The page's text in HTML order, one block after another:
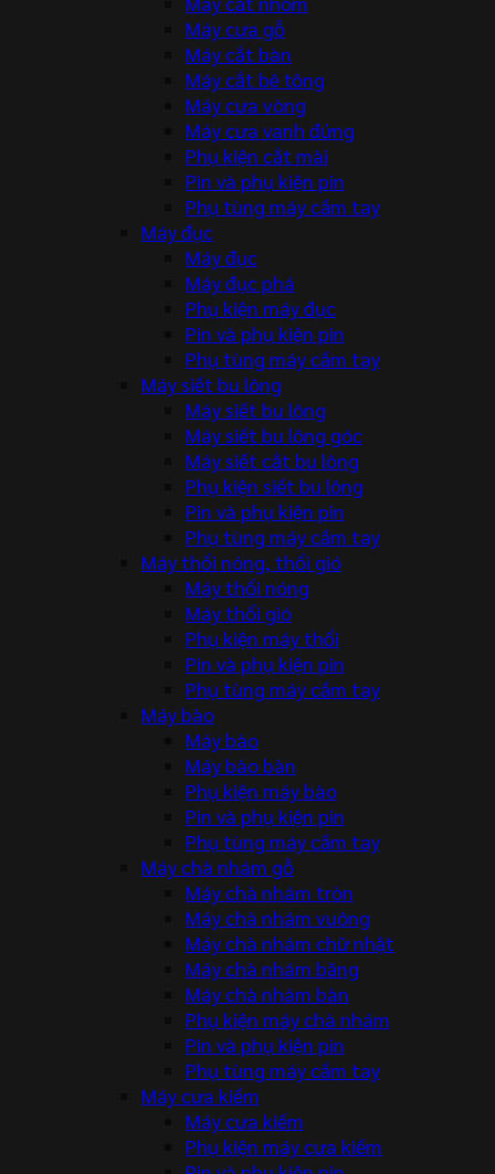
Máy cưa gỗ
Máy cắt bàn
Máy cắt bê tông
Máy cưa vòng
Máy cưa vanh đứng
Phụ kiện cắt mài
Pin và phụ kiện pin
Phụ tùng máy cầm tay
Máy đục
Máy đục
Máy đục phá
Phụ kiện máy đục
Pin và phụ kiện pin
Phụ tùng máy cầm tay
Máy siết bu lông
Máy siết bu lông
Máy siết bu lông góc
Máy siết cắt bu lông
Phụ kiện siết bu lông
Pin và phụ kiện pin
Phụ tùng máy cầm tay
Máy thổi nóng, thổi gió
Máy thổi nóng
Máy thổi gió
Phụ kiện máy thổi
Pin và phụ kiện pin
Phụ tùng máy cầm tay
Máy bào
Máy bào
Máy bào bàn
Phụ kiện máy bào
Pin và phụ kiện pin
Phụ tùng máy cầm tay
Máy chà nhám gỗ
Máy chà nhám tròn
Máy chà nhám vuông
Máy chà nhám chữ nhật
Máy chà nhám băng
Máy chà nhám bàn
Phụ kiện máy chà nhám
Pin và phụ kiện pin
Phụ tùng máy cầm tay
Máy cưa kiếm
Máy cưa kiếm
Phụ kiện máy cưa kiếm